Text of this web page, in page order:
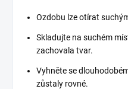
Ozdobu lze otírat
Skladujte na suchém
zachovala tvar.
Vyhněte se
zůstaly rovné.